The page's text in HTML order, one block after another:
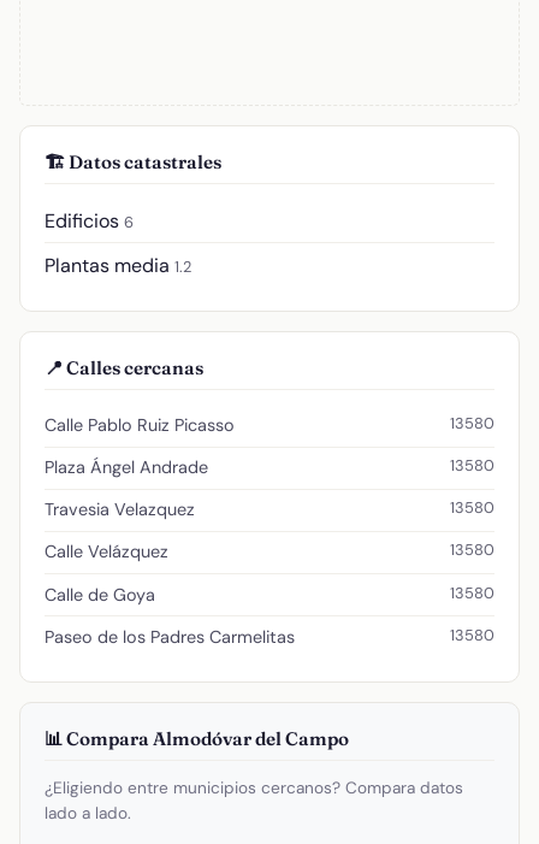
🏗️ Datos catastrales
Edificios 6
Plantas media 1.2
📍 Calles cercanas
Calle Pablo Ruiz Picasso 13580
Plaza Ángel Andrade 13580
Travesia Velazquez 13580
Calle Velázquez 13580
Calle de Goya 13580
Paseo de los Padres Carmelitas 13580
📊 Compara Almodóvar del Campo
¿Eligiendo entre municipios cercanos? Compara datos
lado a lado.